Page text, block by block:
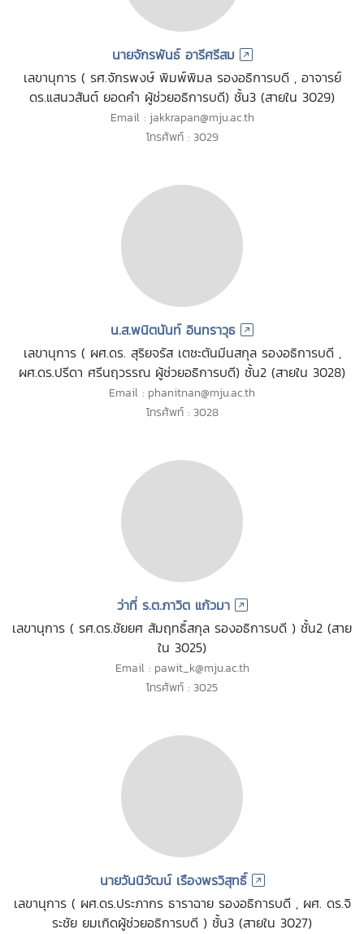
นายจักรพันธ์ อารีศรีสม
เลขานุการ ( รศ.จักรพงษ์ พิมพ์พิมล รองอธิการบดี , อาจารย์
ดร.แสนวสันต์ ยอดคำ ผู้ช่วยอธิการบดี) ชั้น3 (สายใน 3029)
Email : jakkrapan@mju.ac.th
โทรศัพท์ : 3029
น.ส.พนิตนันท์ อินทราวุธ
เลขานุการ ( ผศ.ดร. สุริยจรัส เตชะตันมีนสกุล รองอธิการบดี ,
ผศ.ดร.ปรีดา ศรีนฤวรรณ ผู้ช่วยอธิการบดี) ชั้น2 (สายใน 3028)
Email : phanitnan@mju.ac.th
โทรศัพท์ : 3028
ว่าที่ ร.ต.ภาวิต แก้วมา
เลขานุการ ( รศ.ดร.ชัยยศ สัมฤทธิ์สกุล รองอธิการบดี ) ชั้น2 (สาย
ใน 3025)
Email : pawit_k@mju.ac.th
โทรศัพท์ : 3025
นายวันนิวัฒน์ เรืองพรวิสุทธิ์
เลขานุการ ( ผศ.ดร.ประภากร ธาราฉาย รองอธิการบดี , ผศ. ดร.จิ
ระชัย ยมเกิดผู้ช่วยอธิการบดี ) ชั้น3 (สายใน 3027)